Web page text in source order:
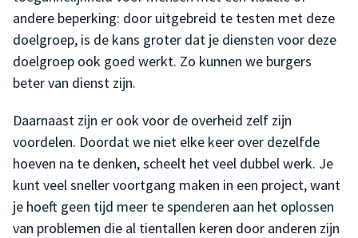
andere beperking: door uitgebreid te testen met deze
doelgroep, is de kans groter dat je diensten voor deze
doelgroep ook goed werkt. Zo kunnen we burgers
beter van dienst zijn.
Daarnaast zijn er ook voor de overheid zelf zijn
voordelen. Doordat we niet elke keer over dezelfde
hoeven na te denken, scheelt het veel dubbel werk. Je
kunt veel sneller voortgang maken in een project, want
je hoeft geen tijd meer te spenderen aan het oplossen
van problemen die al tientallen keren door anderen zijn